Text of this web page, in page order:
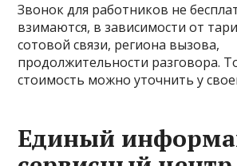
Звонок для работников не
взимаются, в зависимости от
сотовой связи, региона вызова,
продолжительности разговора.
стоимость можно уточнить у
Единый